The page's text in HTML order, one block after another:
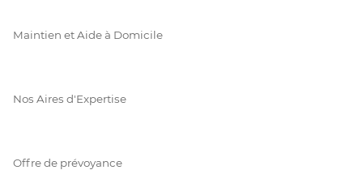
Maintien et Aide à Domicile
Nos Aires d'Expertise
Offre de prévoyance